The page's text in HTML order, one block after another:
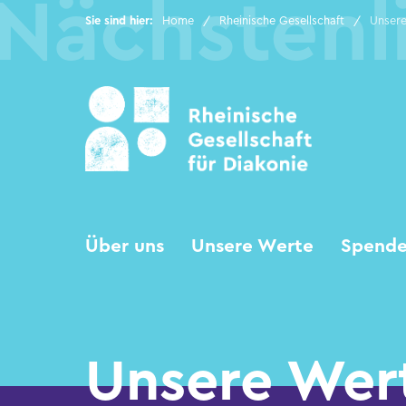
Sie sind hier: Home Rheinische Gesellschaft
Rheinische Gesellschaft
Hilfen im Alter
Menschen und Familien
psychischen
Erkrankungen
Über uns Unsere Werte
Unsere